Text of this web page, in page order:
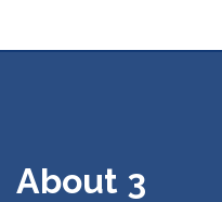
About 3